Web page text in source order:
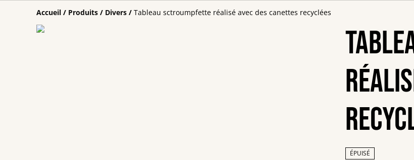
Accueil / Produits / Divers / Tableau sctroumpfette réalisé avec des canettes recyclées
ÉPUISÉ